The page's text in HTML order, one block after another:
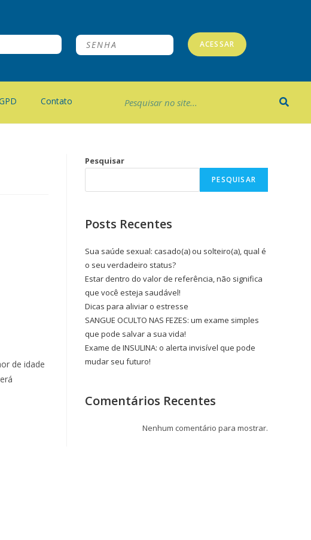
ACESSAR
Contato
de idade
Pesquisar
PESQUISAR
Posts Recentes
Sua saúde sexual: casado(a) ou solteiro(a), qual é
o seu verdadeiro status?
Estar dentro do valor de referência, não significa
que você esteja saudável!
Dicas para aliviar o estresse
SANGUE OCULTO NAS FEZES: um exame simples
que pode salvar a sua vida!
Exame de INSULINA: o alerta invisível que pode
mudar seu futuro!
Comentários Recentes
Nenhum comentário para mostrar.